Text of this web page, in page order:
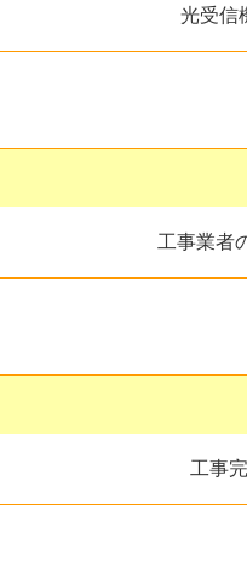
光受信
工事業者
工事